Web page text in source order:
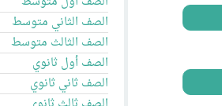
الصف الثاني متوسط
الصف الثالث متوسط
الصف أول ثانوي
الصف ثاني ثانوي